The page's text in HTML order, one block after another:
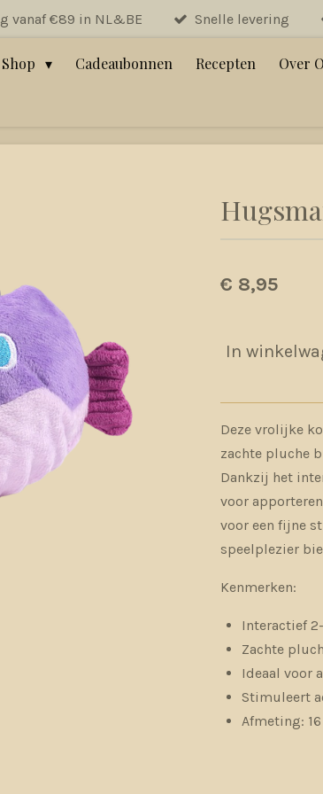
vanaf €89 in NL&BE Snelle levering
Shop Cadeaubonnen Recepten Over
€ 8,95
In
Deze vrolijke
zachte pluche
Dankzij het
voor
voor een fijne
speelplezier
Kenmerken:
Interactief
Zachte
Ideaal voor
Stimuleert
Afmeting: 16